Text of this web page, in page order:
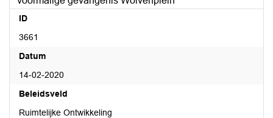
ID
3661
Datum
14-02-2020
Beleidsveld
Ruimtelijke Ontwikkeling